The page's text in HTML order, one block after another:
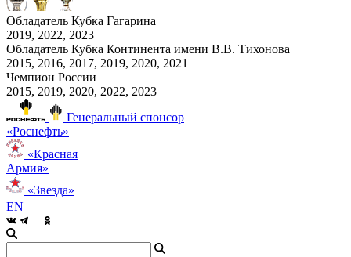
Обладатель Кубка Гагарина
2019, 2022, 2023
Обладатель Кубка Континента имени В.В. Тихонова
2015, 2016, 2017, 2019, 2020, 2021
Чемпион России
2015, 2019, 2020, 2022, 2023
Генеральный спонсор
«Роснефть»
«Красная
Армия»
«Звезда»
EN